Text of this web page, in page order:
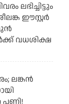
ലഭിച്ചിട്ടും
ഈസ്റ്റര്‍
വധശിക്ഷ
ലങ്കന്‍
പണി!